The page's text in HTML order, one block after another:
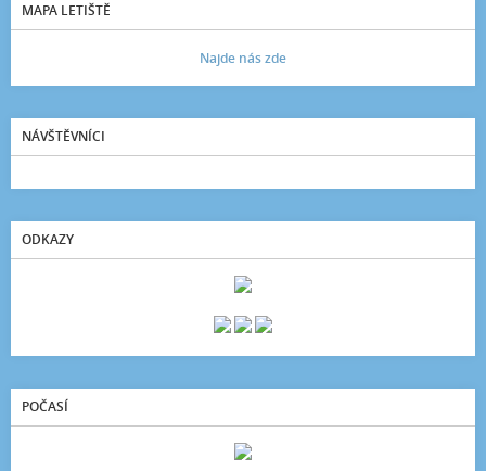
MAPA LETIŠTĚ
Najde nás zde
NÁVŠTĚVNÍCI
ODKAZY
POČASÍ